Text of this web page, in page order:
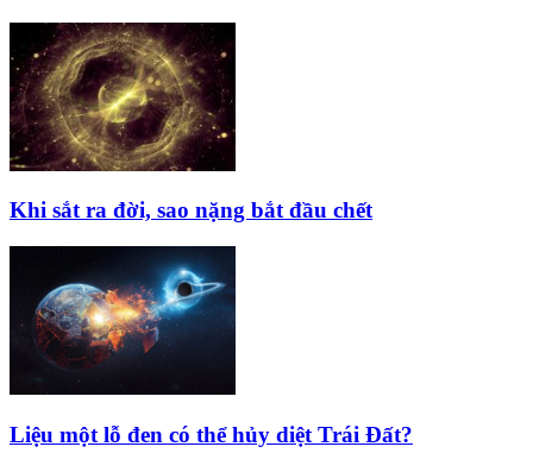
Khi sắt ra đời, sao nặng bắt đầu chết
Liệu một lỗ đen có thể hủy diệt Trái Đất?